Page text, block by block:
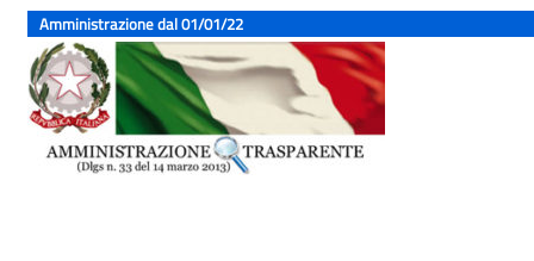
Amministrazione dal 01/01/22